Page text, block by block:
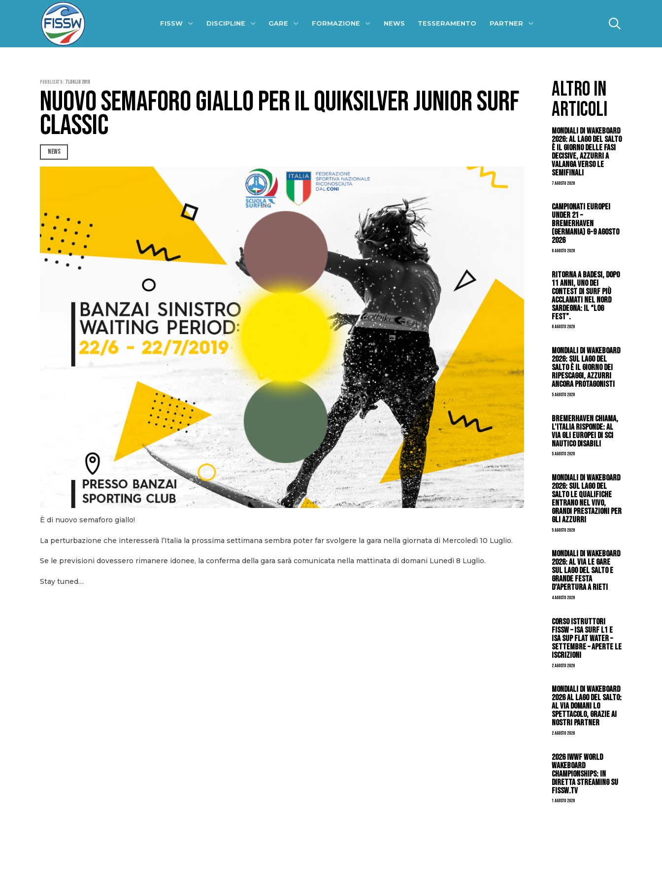
FISSW DISCIPLINE GARE FORMAZIONE NEWS TESSERAMENTO PARTNER
Pubblicato: 7 Luglio 2019
NUOVO SEMAFORO GIALLO PER IL QUIKSILVER JUNIOR SURF
CLASSIC
NEWS
È di nuovo semaforo giallo!
La perturbazione che interesserà l’Italia la prossima settimana sembra poter far svolgere la gara nella giornata di Mercoledì 10 Luglio.
Se le previsioni dovessero rimanere idonee, la conferma della gara sarà comunicata nella mattinata di domani Lunedì 8 Luglio.
Stay tuned…
ALTRO IN
ARTICOLI
Mondiali di Wakeboard
2026: al Lago del Salto
è il giorno delle fasi
decisive, azzurri a
valanga verso le
semifinali
7 Agosto 2026
Campionati Europei
Under 21 –
Bremerhaven
(Germania) 6-9 agosto
2026
6 Agosto 2026
Ritorna a Badesi, dopo
11 anni, uno dei
contest di surf più
acclamati nel nord
Sardegna: il “Log
Fest”.
6 Agosto 2026
Mondiali di Wakeboard
2026: sul Lago del
Salto è il giorno dei
ripescaggi, azzurri
ancora protagonisti
5 Agosto 2026
Bremerhaven chiama,
l’Italia risponde: al
via gli Europei di Sci
Nautico Disabili
5 Agosto 2026
Mondiali di Wakeboard
2026: sul Lago del
Salto le qualifiche
entrano nel vivo,
grandi prestazioni per
gli azzurri
5 Agosto 2026
Mondiali di Wakeboard
2026: al via le gare
sul Lago del Salto e
grande festa
d’apertura a Rieti
4 Agosto 2026
CORSO ISTRUTTORI
FISSW – ISA SURF L1 e
ISA SUP Flat Water –
SETTEMBRE – APERTE LE
ISCRIZIONI
2 Agosto 2026
Mondiali di Wakeboard
2026 al Lago del Salto:
al via domani lo
spettacolo, grazie ai
nostri Partner
2 Agosto 2026
2026 IWWF WORLD
WAKEBOARD
CHAMPIONSHIPS: IN
DIRETTA STREAMING SU
FISSW.TV
1 Agosto 2026